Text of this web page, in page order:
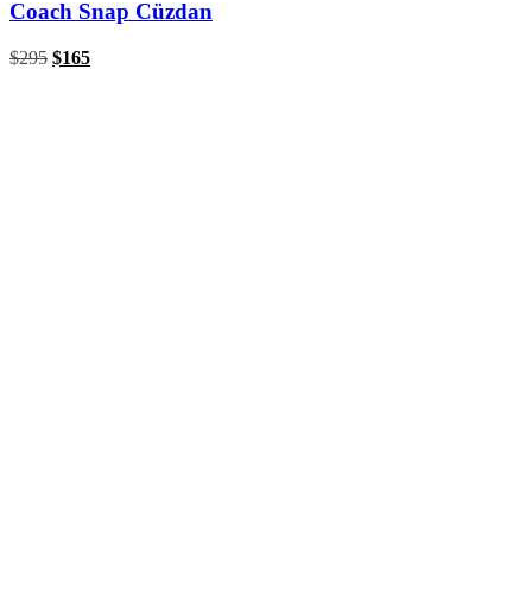
Coach Snap Cüzdan
$295 $165